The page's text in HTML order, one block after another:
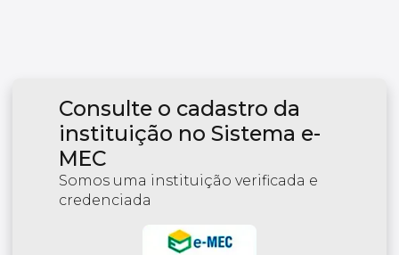
Consulte o cadastro da
instituição no Sistema e-
MEC
Somos uma instituição verificada e
credenciada